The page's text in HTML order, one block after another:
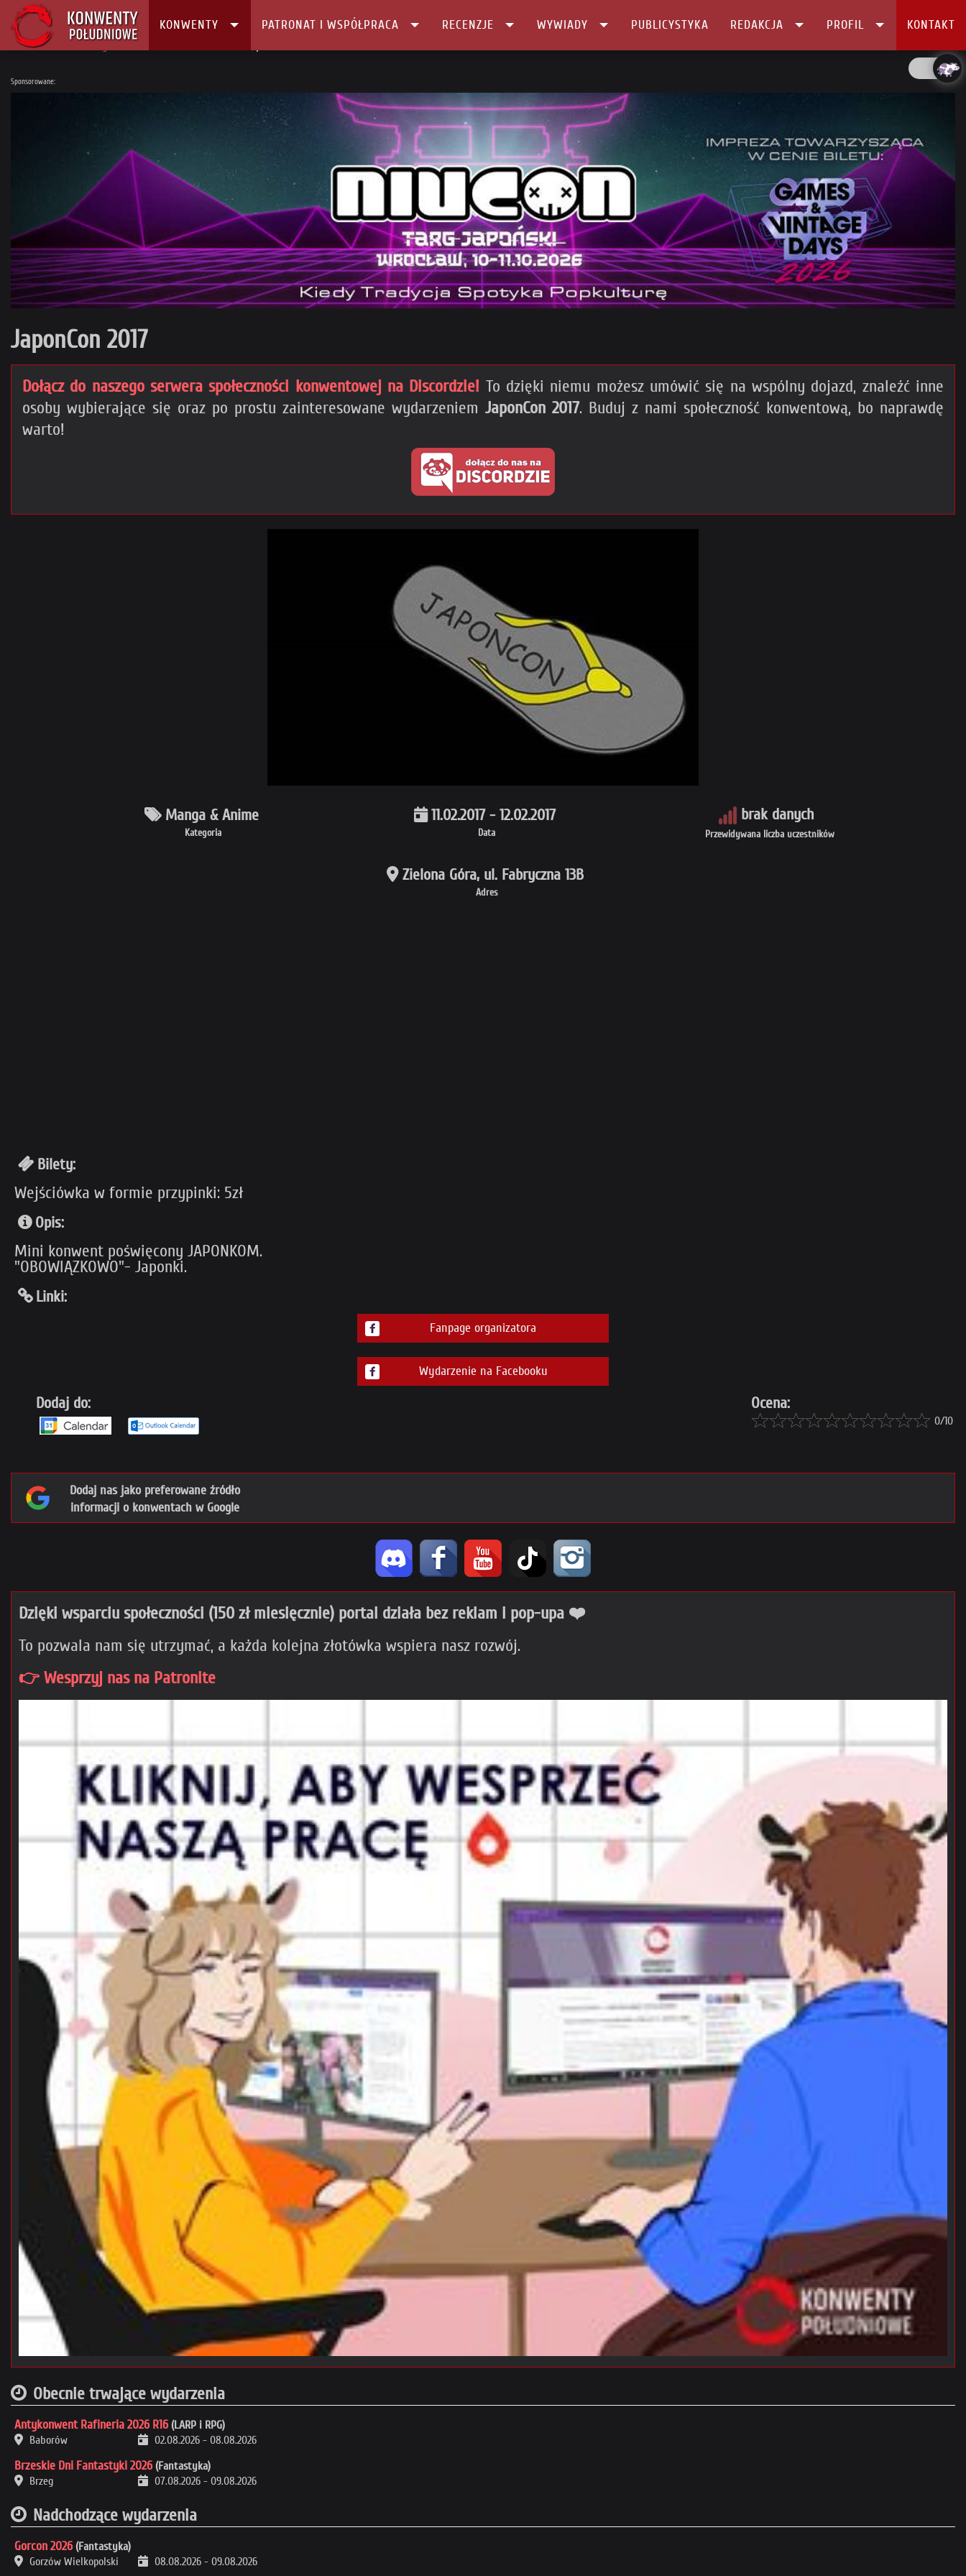
KONWENTY PATRONAT I WSPÓŁPRACA RECENZJE WYWIADY PUBLICYSTYKA REDAKCJA PROFIL KONTAKT
Główna
Sponsorowane:
JaponCon 2017
Dołącz do naszego serwera społeczności konwentowej na Discordzie! To dzięki niemu możesz umówić się na wspólny dojazd, znaleźć inne
osoby wybierające się oraz po prostu zainteresowane wydarzeniem JaponCon 2017. Buduj z nami społeczność konwentową, bo naprawdę
warto!
Kategoria
Manga & Anime
Data
11.02.2017 - 12.02.2017
Przewidywana liczba uczestników
brak danych
Adres
Zielona Góra, ul. Fabryczna 13B
Bilety:
Wejściówka w formie przypinki: 5zł
Opis:
Mini konwent poświęcony JAPONKOM.
"OBOWIĄZKOWO"- Japonki.
Linki:
Fanpage organizatora
Wydarzenie na Facebooku
Dodaj do: Ocena:
0/10
Dodaj nas jako preferowane źródło
informacji o konwentach w Google
Dzięki wsparciu społeczności (150 zł miesięcznie) portal działa bez reklam i pop-upa ❤️
To pozwala nam się utrzymać, a każda kolejna złotówka wspiera nasz rozwój.
👉 Wesprzyj nas na Patronite
Obecnie trwające wydarzenia
Antykonwent Rafineria 2026 R16 (LARP i RPG)
Baborów
02.08.2026 - 08.08.2026
Brzeskie Dni Fantastyki 2026 (Fantastyka)
Brzeg
07.08.2026 - 09.08.2026
Nadchodzące wydarzenia
Gorcon 2026 (Fantastyka)
Gorzów Wielkopolski
08.08.2026 - 09.08.2026